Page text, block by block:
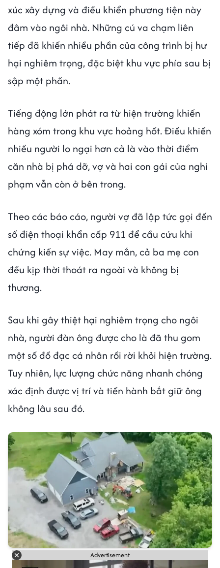
xúc xây dựng và điều khiển phương tiện này
đâm vào ngôi nhà. Những cú va chạm liên
tiếp đã khiến nhiều phần của công trình bị hư
hại nghiêm trọng, đặc biệt khu vực phía sau bị
sập một phần.
Tiếng động lớn phát ra từ hiện trường khiến
hàng xóm trong khu vực hoảng hốt. Điều khiến
nhiều người lo ngại hơn cả là vào thời điểm
căn nhà bị phá dỡ, vợ và hai con gái của nghi
phạm vẫn còn ở bên trong.
Theo các báo cáo, người vợ đã lập tức gọi đến
số điện thoại khẩn cấp 911 để cầu cứu khi
chứng kiến sự việc. May mắn, cả ba mẹ con
đều kịp thời thoát ra ngoài và không bị
thương.
Sau khi gây thiệt hại nghiêm trọng cho ngôi
nhà, người đàn ông được cho là đã thu gom
một số đồ đạc cá nhân rồi rời khỏi hiện trường.
Tuy nhiên, lực lượng chức năng nhanh chóng
xác định được vị trí và tiến hành bắt giữ ông
không lâu sau đó.
Advertisement